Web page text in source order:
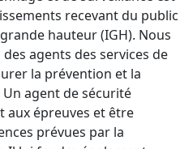
recevant du public
hauteur (IGH). Nous
agents des services de
la prévention et la
agent de sécurité
aux épreuves et être
prévues par la